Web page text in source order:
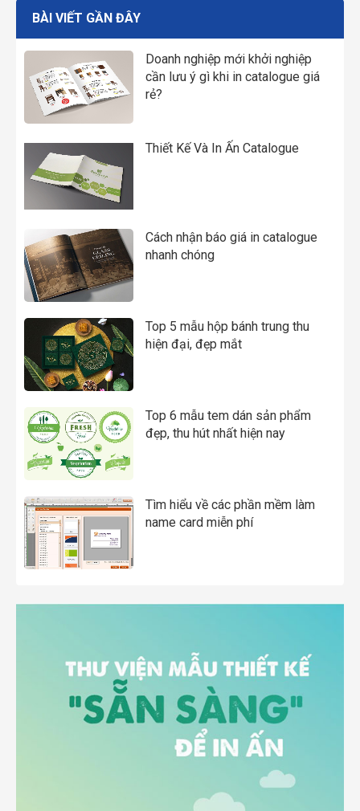
BÀI VIẾT GẦN ĐÂY
Doanh nghiệp mới khởi nghiệp
cần lưu ý gì khi in catalogue giá
rẻ?
Thiết Kế Và In Ấn Catalogue
Cách nhận báo giá in catalogue
nhanh chóng
Top 5 mẫu hộp bánh trung thu
hiện đại, đẹp mắt
Top 6 mẫu tem dán sản phẩm
đẹp, thu hút nhất hiện nay
Tìm hiểu về các phần mềm làm
name card miễn phí